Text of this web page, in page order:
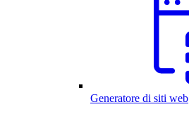
Generatore di siti web